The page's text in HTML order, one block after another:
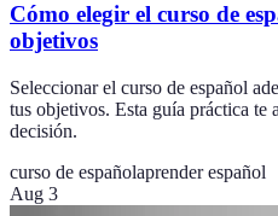
Cómo elegir el curso de
objetivos
Seleccionar el curso de español
tus objetivos. Esta guía práctica te
decisión.
curso de españolaprender español
Aug 3